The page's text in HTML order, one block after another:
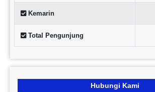
Kemarin
Total Pengunjung
Hubungi Kami